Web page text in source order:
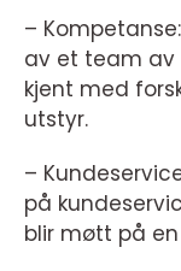
–
av et team av
kjent med
utstyr.
–
på
blir møtt på